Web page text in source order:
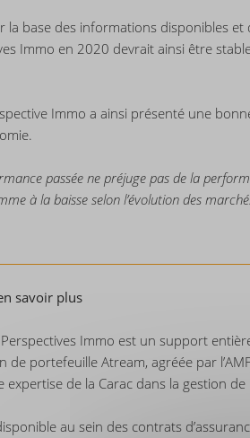
la base des informations disponibles
Immo en 2020 devrait ainsi être
Immo a ainsi présenté une
passée ne préjuge pas de la
à la baisse selon l’évolution des
savoir plus
Perspectives Immo est un support
de portefeuille Atream, agréée par
expertise de la Carac dans la gestion
au sein des contrats